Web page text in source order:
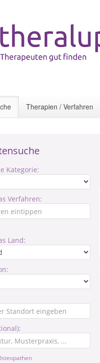
Therapien / Verfahren
Kategorie:
Verfahren:
Land: